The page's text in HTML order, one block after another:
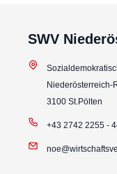
SWV
Niederösterreich-
3100 St.Pölten
+43 2742 2255 -